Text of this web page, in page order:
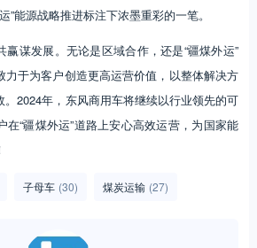
”能源战略推进标注下浓墨重彩的一笔。
赢谋发展。无论是区域合作，还是“疆煤外运”
力于为客户创造更高运营价值，以整体解决方
2024年，东风商用车将继续以行业领先的可
在“疆煤外运”道路上安心高效运营，为国家能
子母车 (30) 煤炭运输 (27)